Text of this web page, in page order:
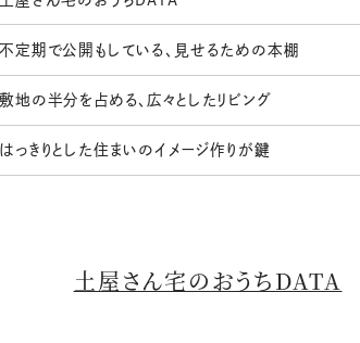
不定期で公開もしている、見せるための本棚
敷地の半分を占める、広々としたリビング
はっきりとした住まいのイメージ作りが鍵
土屋さん宅のおうちDATA